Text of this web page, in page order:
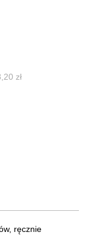
zł
ręcznie